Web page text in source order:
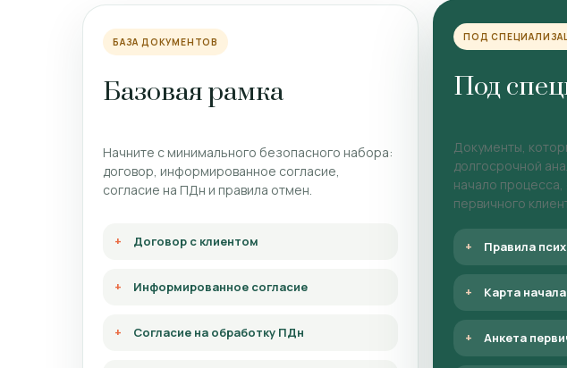
БАЗА ДОКУМЕНТОВ
Базовая рамка
Начните с минимального безопасного набора:
договор, информированное согласие,
согласие на ПДн и правила отмен.
Договор с клиентом
Информированное согласие
Согласие на обработку ПДн
ПОД
Под
Документы,
долгосрочной
начало процесса,
первичного
Правила
Карта
Анкета